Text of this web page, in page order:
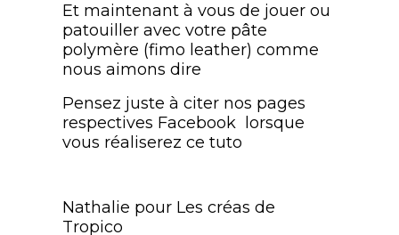
Et maintenant à vous de jouer ou
patouiller avec votre pâte
polymère (fimo leather) comme
nous aimons dire
Pensez juste à citer nos pages
respectives Facebook lorsque
vous réaliserez ce tuto
Nathalie pour Les créas de
Tropico